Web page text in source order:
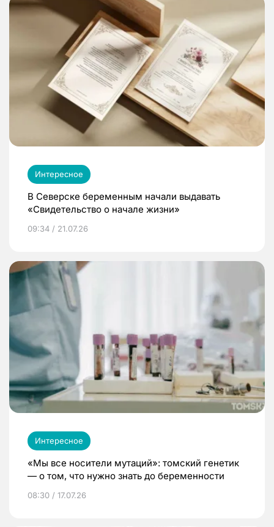
Интересное
В Северске беременным начали выдавать
«Свидетельство о начале жизни»
09:34 / 21.07.26
Интересное
«Мы все носители мутаций»: томский генетик
— о том, что нужно знать до беременности
08:30 / 17.07.26